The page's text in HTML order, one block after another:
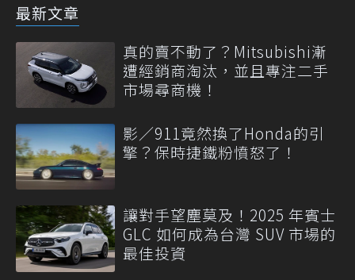
最新文章
真的賣不動了？Mitsubishi漸
遭經銷商淘汰，並且專注二手
市場尋商機！
影／911竟然換了Honda的引
擎？保時捷鐵粉憤怒了！
讓對手望塵莫及！2025 年賓士
GLC 如何成為台灣 SUV 市場的
最佳投資